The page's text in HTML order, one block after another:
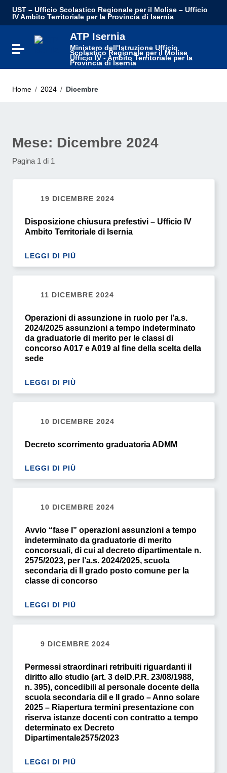
UST – Ufficio Scolastico Regionale per il Molise – Ufficio
IV Ambito Territoriale per la Provincia di Isernia
Attiva / disattiva la navigazione
ATP Isernia
Ministero dell'Istruzione Ufficio
Scolastico Regionale per il Molise
Ufficio IV - Ambito Territoriale per la
Provincia di Isernia
Home / 2024 / Dicembre
Mese: Dicembre 2024
Pagina 1 di 1
19 DICEMBRE 2024
Disposizione chiusura prefestivi – Ufficio IV
Ambito Territoriale di Isernia
LEGGI DI PIÙ
11 DICEMBRE 2024
Operazioni di assunzione in ruolo per l’a.s.
2024/2025 assunzioni a tempo indeterminato
da graduatorie di merito per le classi di
concorso A017 e A019 al fine della scelta della
sede
LEGGI DI PIÙ
10 DICEMBRE 2024
Decreto scorrimento graduatoria ADMM
LEGGI DI PIÙ
10 DICEMBRE 2024
Avvio “fase I” operazioni assunzioni a tempo
indeterminato da graduatorie di merito
concorsuali, di cui al decreto dipartimentale n.
2575/2023, per l’a.s. 2024/2025, scuola
secondaria di II grado posto comune per la
classe di concorso
LEGGI DI PIÙ
9 DICEMBRE 2024
Permessi straordinari retribuiti riguardanti il
diritto allo studio (art. 3 delD.P.R. 23/08/1988,
n. 395), concedibili al personale docente della
scuola secondaria diI e II grado – Anno solare
2025 – Riapertura termini presentazione con
riserva istanze docenti con contratto a tempo
determinato ex Decreto
Dipartimentale2575/2023
LEGGI DI PIÙ